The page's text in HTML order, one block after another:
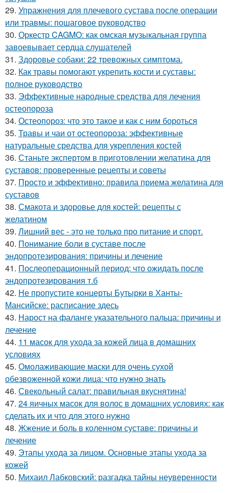
29. Упражнения для плечевого сустава после операции
или травмы: пошаговое руководство
30. Оркестр CAGMO: как омская музыкальная группа
завоевывает сердца слушателей
31. Здоровье собаки: 22 тревожных симптома.
32. Как травы помогают укрепить кости и суставы:
полное руководство
33. Эффективные народные средства для лечения
остеопороза
34. Остеопороз: что это такое и как с ним бороться
35. Травы и чаи от остеопороза: эффективные
натуральные средства для укрепления костей
36. Станьте экспертом в приготовлении желатина для
суставов: проверенные рецепты и советы
37. Просто и эффективно: правила приема желатина для
суставов
38. Смакота и здоровье для костей: рецепты с
желатином
39. Лишний вес - это не только про питание и спорт.
40. Понимание боли в суставе после
эндопротезирования: причины и лечение
41. Послеоперационный период: что ожидать после
эндопротезирования т.б
42. Не пропустите концерты Бутырки в Ханты-
Мансийске: расписание здесь
43. Нарост на фаланге указательного пальца: причины и
лечение
44. 11 масок для ухода за кожей лица в домашних
условиях
45. Омолаживающие маски для очень сухой
обезвоженной кожи лица: что нужно знать
46. Свекольный салат: правильная вкуснятина!
47. 24 яичных масок для волос в домашних условиях: как
сделать их и что для этого нужно
48. Жжение и боль в коленном суставе: причины и
лечение
49. Этапы ухода за лицом. Основные этапы ухода за
кожей
50. Михаил Лабковский: разгадка тайны неуверенности